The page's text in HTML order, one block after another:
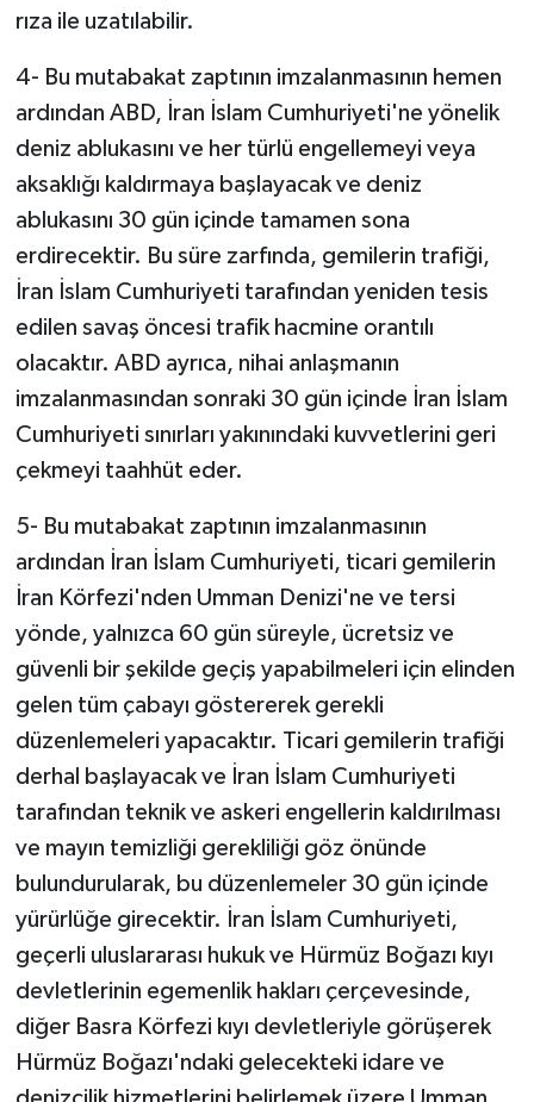
rıza ile uzatılabilir.
4- Bu mutabakat zaptının imzalanmasının hemen
ardından ABD, İran İslam Cumhuriyeti'ne yönelik
deniz ablukasını ve her türlü engellemeyi veya
aksaklığı kaldırmaya başlayacak ve deniz
ablukasını 30 gün içinde tamamen sona
erdirecektir. Bu süre zarfında, gemilerin trafiği,
İran İslam Cumhuriyeti tarafından yeniden tesis
edilen savaş öncesi trafik hacmine orantılı
olacaktır. ABD ayrıca, nihai anlaşmanın
imzalanmasından sonraki 30 gün içinde İran İslam
Cumhuriyeti sınırları yakınındaki kuvvetlerini geri
çekmeyi taahhüt eder.
5- Bu mutabakat zaptının imzalanmasının
ardından İran İslam Cumhuriyeti, ticari gemilerin
İran Körfezi'nden Umman Denizi'ne ve tersi
yönde, yalnızca 60 gün süreyle, ücretsiz ve
güvenli bir şekilde geçiş yapabilmeleri için elinden
gelen tüm çabayı göstererek gerekli
düzenlemeleri yapacaktır. Ticari gemilerin trafiği
derhal başlayacak ve İran İslam Cumhuriyeti
tarafından teknik ve askeri engellerin kaldırılması
ve mayın temizliği gerekliliği göz önünde
bulundurularak, bu düzenlemeler 30 gün içinde
yürürlüğe girecektir. İran İslam Cumhuriyeti,
geçerli uluslararası hukuk ve Hürmüz Boğazı kıyı
devletlerinin egemenlik hakları çerçevesinde,
diğer Basra Körfezi kıyı devletleriyle görüşerek
Hürmüz Boğazı'ndaki gelecekteki idare ve